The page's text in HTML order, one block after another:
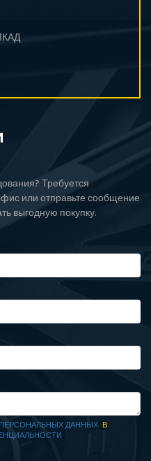
Требуется
или отправьте сообщение
выгодную покупку.
ДАННЫХ В